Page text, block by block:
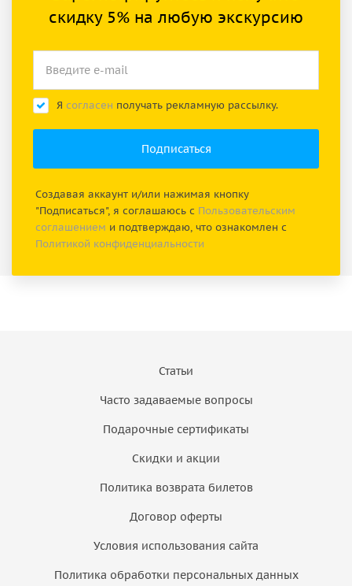
скидку 5% на любую экскурсию
Я согласен получать рекламную рассылку.
Создавая аккаунт и/или нажимая кнопку
"Подписаться", я соглашаюсь с Пользовательским
соглашением и подтверждаю, что ознакомлен с
Политикой конфиденциальности
Статьи
Часто задаваемые вопросы
Подарочные сертификаты
Скидки и акции
Политика возврата билетов
Договор оферты
Условия использования сайта
Политика обработки персональных данных